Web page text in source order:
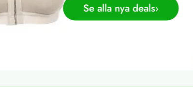
Se alla nya deals